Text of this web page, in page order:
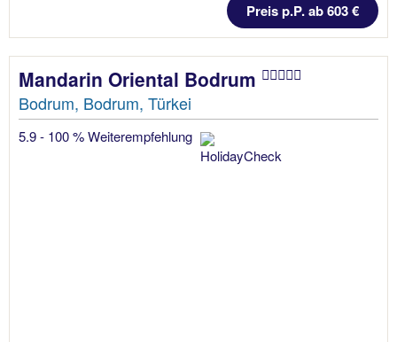
Preis p.P. ab 603 €
Mandarin Oriental Bodrum
Bodrum, Bodrum, Türkei
5.9 - 100 % Weiterempfehlung